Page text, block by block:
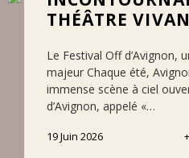
THÉÂTRE
Le Festival Off d’Avignon,
majeur Chaque été,
immense scène à ciel
d’Avignon, appelé «…
19 Juin 2026